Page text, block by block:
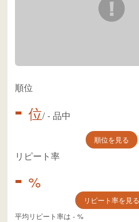
順位
- 位/- 品中
順位を見る
リピート率
- %
リピート率を見る
平均リピート率は - %